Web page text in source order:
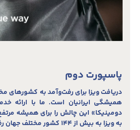
پاسپورت دوم
دریافت ویزا برای رفت‌و‌آمد به کشورهای
همیشگی ایرانیان است. ما با ارائه
دومینیکا» این چالش را برای همیشه
به ویزا به بیش از ۱۴۴ کشور مختلف جهان رفت‌وآمد کنید.